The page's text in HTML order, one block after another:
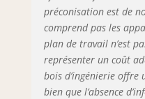
préconisation est de
comprend pas les
plan de travail n’est
représenter un coût
bois d’ingénierie offre
bien que l’absence